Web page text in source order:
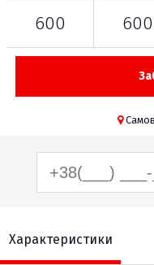
600 600
Характеристики